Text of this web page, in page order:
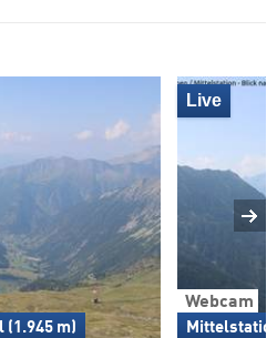
m)
Webcam
Live